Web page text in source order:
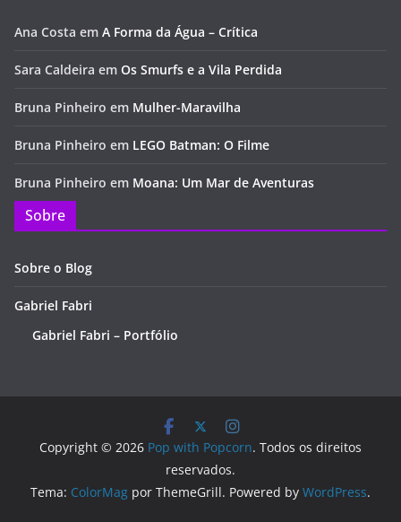
Ana Costa em A Forma da Água – Crítica
Sara Caldeira em Os Smurfs e a Vila Perdida
Bruna Pinheiro em Mulher-Maravilha
Bruna Pinheiro em LEGO Batman: O Filme
Bruna Pinheiro em Moana: Um Mar de Aventuras
Sobre
Sobre o Blog
Gabriel Fabri
Gabriel Fabri – Portfólio
Copyright © 2026 Pop with Popcorn. Todos os direitos
reservados.
Tema: ColorMag por ThemeGrill. Powered by WordPress.